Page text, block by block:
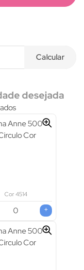
Calcular
desejada
Cor 4514
+